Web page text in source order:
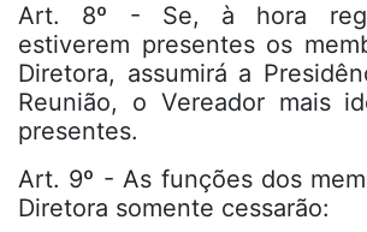
Art. 8º - Se, à hora
estiverem presentes os
Diretora, assumirá a
Reunião, o Vereador mais
presentes.
Art. 9º - As funções dos
Diretora somente cessarão: